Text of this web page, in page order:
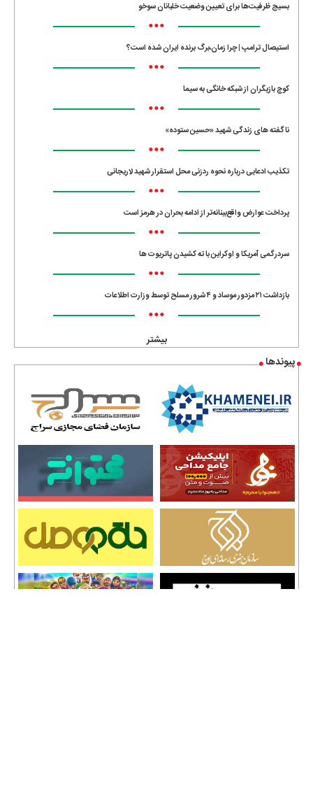
بسیج ظرفیت‌ها برای تعیین وضعیت خلبانان سوخو
•••
استیصال ترامپ | چرا زمان،برگ برنده ایران شده است؟
•••
کوچ بازیگران از شبکه خانگی به سیما
•••
ناگفته های زندگی شهید «حسین ستوده»
•••
تکذیب ادعایی درباره نحوه ردزنی محل استقرار شهید لاریجانی
•••
پرداخت عوارض واقع‌بینانه‌تر از ادامه بحران در هرمز است
•••
سردرگمی آمریکا و اوکراین با ته کشیدن پاتریوت ها
•••
بازداشت ۲۱ مزدور موساد و ۴ شرور مسلح توسط وزارت اطلاعات
•••
بیشتر
پیوندها